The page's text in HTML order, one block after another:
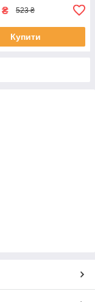
₴ 523 ₴
Купити